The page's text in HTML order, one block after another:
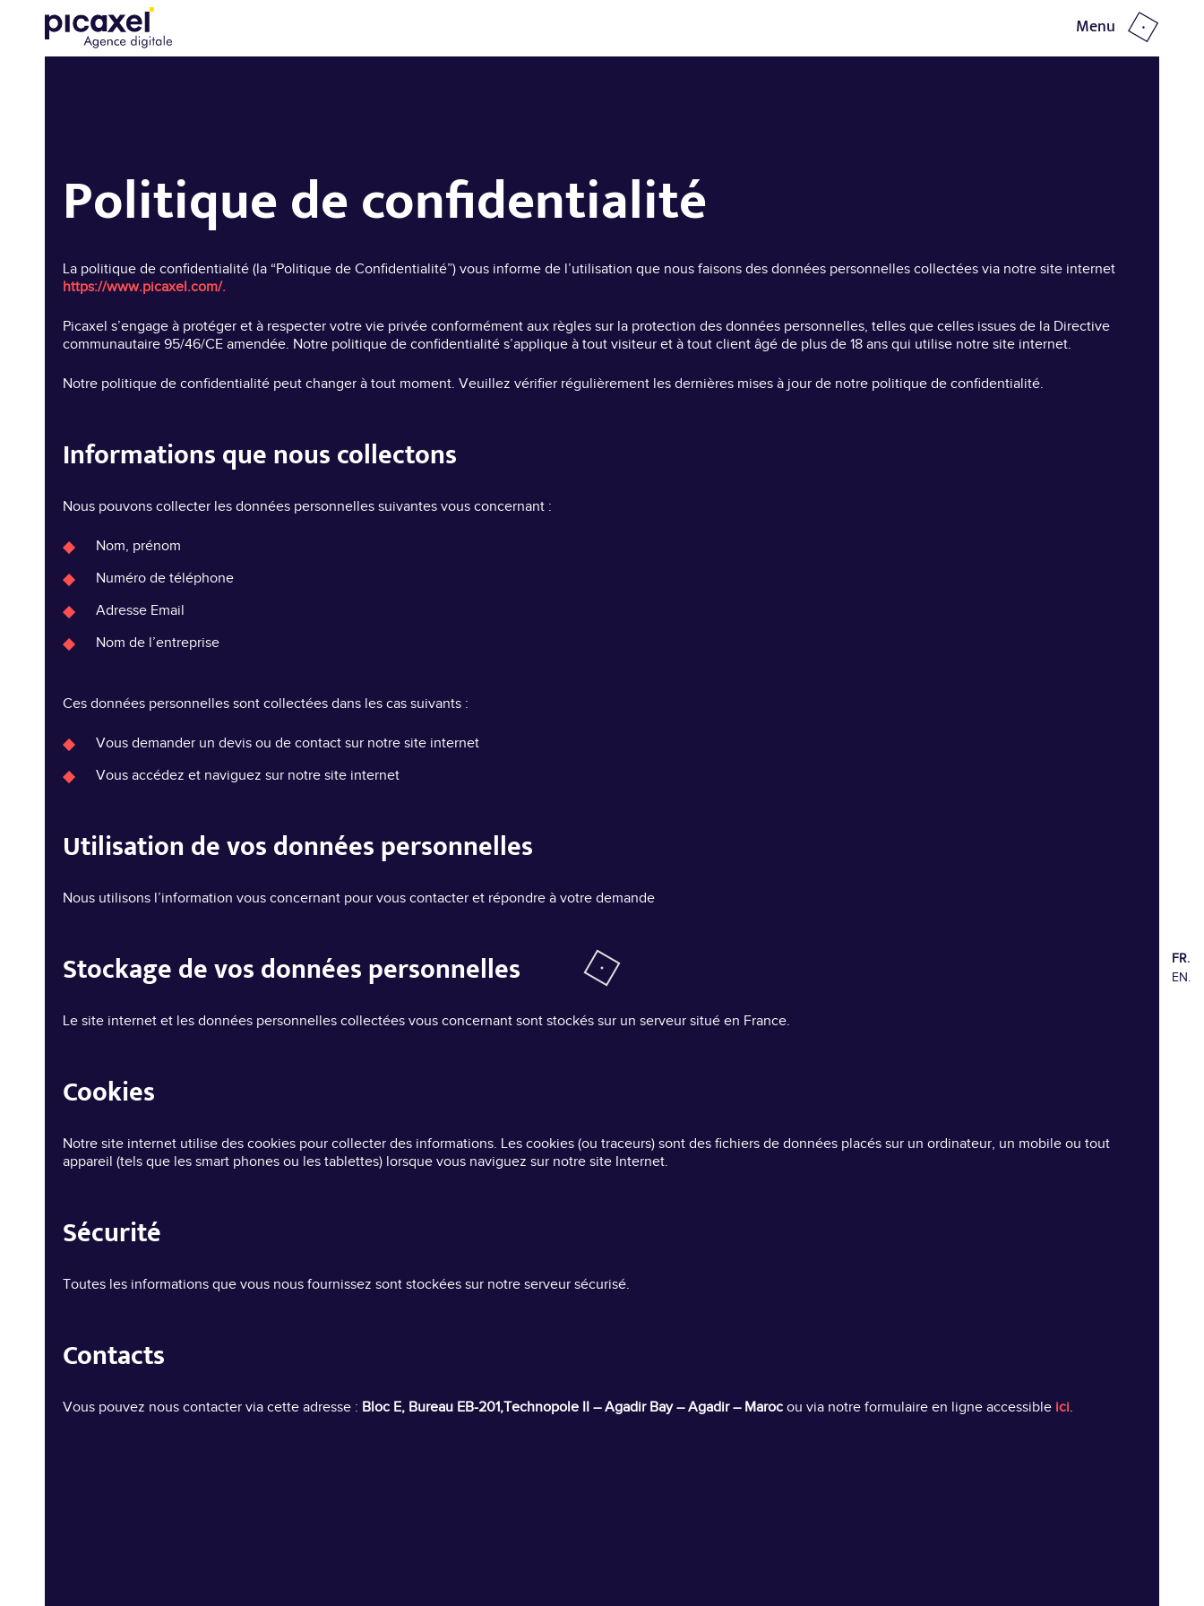
FR.
EN.
Menu
EXPERTISE.
Politique de confidentialité
La politique de confidentialité (la “Politique de Confidentialité”) vous informe de l’utilisation que nous faisons des données personnelles collectées via notre site internet
https://www.picaxel.com/.
Picaxel s’engage à protéger et à respecter votre vie privée conformément aux règles sur la protection des données personnelles, telles que celles issues de la Directive
communautaire 95/46/CE amendée. Notre politique de confidentialité s’applique à tout visiteur et à tout client âgé de plus de 18 ans qui utilise notre site internet.
Notre politique de confidentialité peut changer à tout moment. Veuillez vérifier régulièrement les dernières mises à jour de notre politique de confidentialité.
Informations que nous collectons
Nous pouvons collecter les données personnelles suivantes vous concernant :
Nom, prénom
Numéro de téléphone
Adresse Email
Nom de l’entreprise
Ces données personnelles sont collectées dans les cas suivants :
Vous demander un devis ou de contact sur notre site internet
Vous accédez et naviguez sur notre site internet
Utilisation de vos données personnelles
Nous utilisons l’information vous concernant pour vous contacter et répondre à votre demande
Stockage de vos données personnelles
Le site internet et les données personnelles collectées vous concernant sont stockés sur un serveur situé en France.
Cookies
Notre site internet utilise des cookies pour collecter des informations. Les cookies (ou traceurs) sont des fichiers de données placés sur un ordinateur, un mobile ou tout
appareil (tels que les smart phones ou les tablettes) lorsque vous naviguez sur notre site Internet.
Sécurité
Toutes les informations que vous nous fournissez sont stockées sur notre serveur sécurisé.
Contacts
Vous pouvez nous contacter via cette adresse : Bloc E, Bureau EB-201,Technopole II – Agadir Bay – Agadir – Maroc ou via notre formulaire en ligne accessible ici.